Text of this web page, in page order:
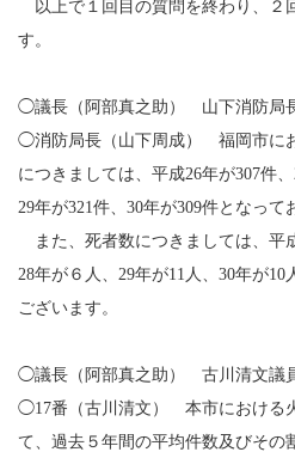
以上で１回目の質問を終わり、２
す。
◯議長（阿部真之助） 山下消防局
◯消防局長（山下周成） 福岡市に
につきましては、平成26年が307件、
29年が321件、30年が309件となって
また、死者数につきましては、平
28年が６人、29年が11人、30年が
ございます。
◯議長（阿部真之助） 古川清文議
◯17番（古川清文） 本市における
て、過去５年間の平均件数及びその